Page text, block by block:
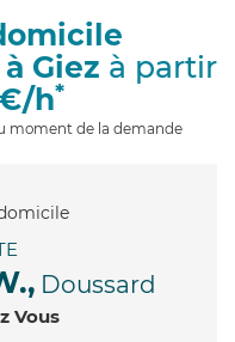
i
à Giez à partir
h*
moment de la demande
Doussard
Vous